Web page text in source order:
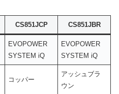
CS851JCP CS851JBR
EVOPOWER
SYSTEM iQ
EVOPOWER
SYSTEM iQ
コッパー
アッシュブラ
ウン